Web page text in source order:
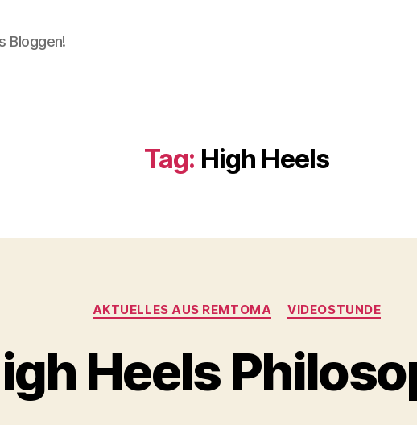
Bloggen!
Tag: High Heels
Categories
AKTUELLES AUS REMTOMA VIDEOSTUNDE
Heels